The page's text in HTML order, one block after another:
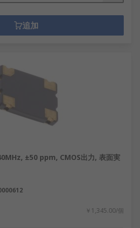
追加
±50 ppm, CMOS出力, 表面実
￥1,345.00/個